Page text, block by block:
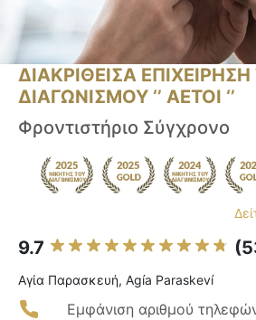
ΔΙΑΚΡΙΘΕΙΣΑ
ΔΙΑΓΩΝΙΣΜΟΥ ‘’ ΑΕΤΟΙ ‘’
Φροντιστήριο Σύγχρονο
9.7
Αγία Παρασκευή, Agía Paraskeví
Εμφάνιση αριθμού